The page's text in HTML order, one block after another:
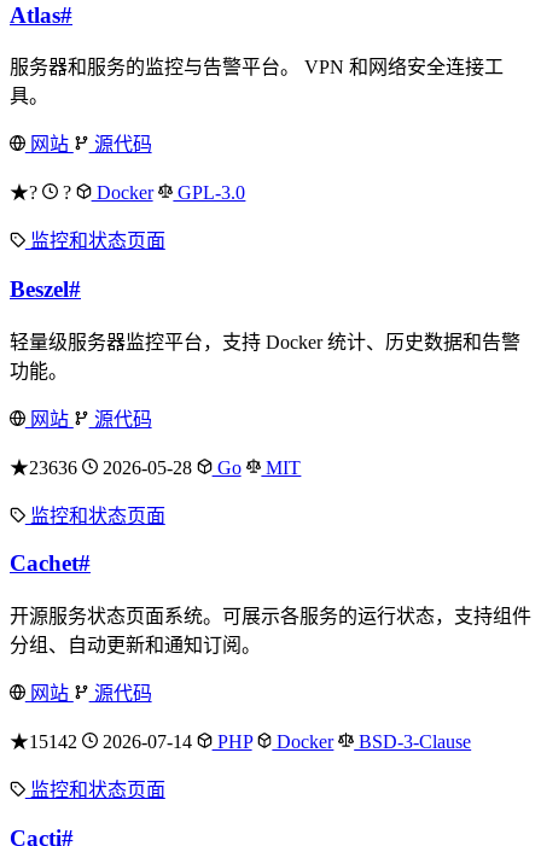
Atlas#
服务器和服务的监控与告警平台。 VPN 和网络安全连接工
具。
网站 源代码
★? ? Docker GPL-3.0
监控和状态页面
Beszel#
轻量级服务器监控平台，支持 Docker 统计、历史数据和告警
功能。
网站 源代码
★23636 2026-05-28 Go MIT
监控和状态页面
Cachet#
开源服务状态页面系统。可展示各服务的运行状态，支持组件
分组、自动更新和通知订阅。
网站 源代码
★15142 2026-07-14 PHP Docker BSD-3-Clause
监控和状态页面
Cacti#